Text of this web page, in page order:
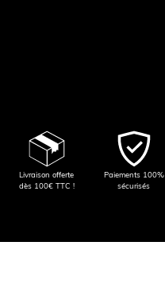
Livraison offerte
dès 100€ TTC !
Paiements 100%
sécurisés